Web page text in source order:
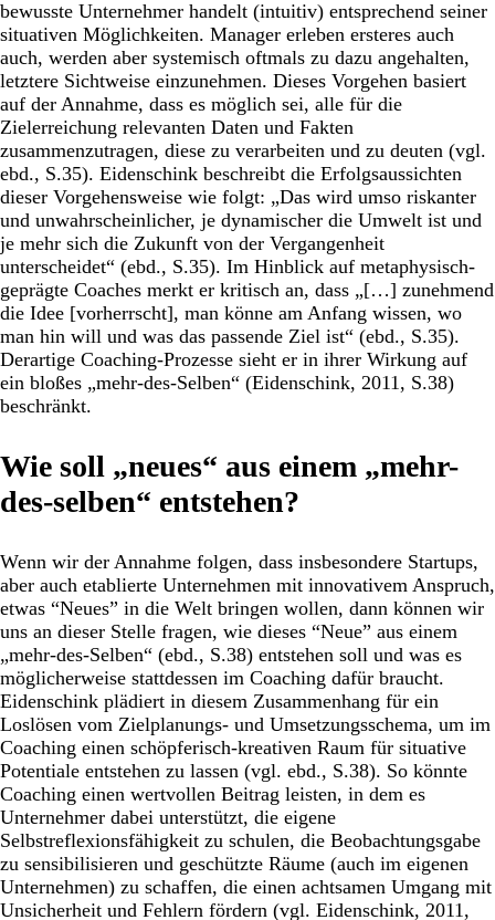
bewusste Unternehmer handelt (intuitiv) entsprechend seiner
situativen Möglichkeiten. Manager erleben ersteres auch
auch, werden aber systemisch oftmals zu dazu angehalten,
letztere Sichtweise einzunehmen. Dieses Vorgehen basiert
auf der Annahme, dass es möglich sei, alle für die
Zielerreichung relevanten Daten und Fakten
zusammenzutragen, diese zu verarbeiten und zu deuten (vgl.
ebd., S.35). Eidenschink beschreibt die Erfolgsaussichten
dieser Vorgehensweise wie folgt: „Das wird umso riskanter
und unwahrscheinlicher, je dynamischer die Umwelt ist und
je mehr sich die Zukunft von der Vergangenheit
unterscheidet“ (ebd., S.35). Im Hinblick auf metaphysisch-
geprägte Coaches merkt er kritisch an, dass „[…] zunehmend
die Idee [vorherrscht], man könne am Anfang wissen, wo
man hin will und was das passende Ziel ist“ (ebd., S.35).
Derartige Coaching-Prozesse sieht er in ihrer Wirkung auf
ein bloßes „mehr-des-Selben“ (Eidenschink, 2011, S.38)
beschränkt.
Wie soll „neues“ aus einem „mehr-
des-selben“ entstehen?
Wenn wir der Annahme folgen, dass insbesondere Startups,
aber auch etablierte Unternehmen mit innovativem Anspruch,
etwas “Neues” in die Welt bringen wollen, dann können wir
uns an dieser Stelle fragen, wie dieses “Neue” aus einem
„mehr-des-Selben“ (ebd., S.38) entstehen soll und was es
möglicherweise stattdessen im Coaching dafür braucht.
Eidenschink plädiert in diesem Zusammenhang für ein
Loslösen vom Zielplanungs- und Umsetzungsschema, um im
Coaching einen schöpferisch-kreativen Raum für situative
Potentiale entstehen zu lassen (vgl. ebd., S.38). So könnte
Coaching einen wertvollen Beitrag leisten, in dem es
Unternehmer dabei unterstützt, die eigene
Selbstreflexionsfähigkeit zu schulen, die Beobachtungsgabe
zu sensibilisieren und geschützte Räume (auch im eigenen
Unternehmen) zu schaffen, die einen achtsamen Umgang mit
Unsicherheit und Fehlern fördern (vgl. Eidenschink, 2011,